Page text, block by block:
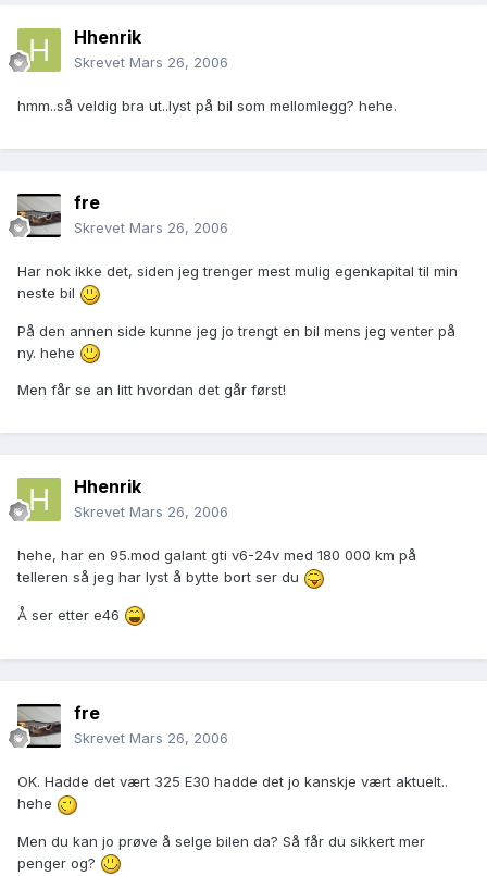
Hhenrik
Skrevet Mars 26, 2006
hmm..så veldig bra ut..lyst på bil som mellomlegg? hehe.
fre
Skrevet Mars 26, 2006
Har nok ikke det, siden jeg trenger mest mulig egenkapital til min
neste bil
På den annen side kunne jeg jo trengt en bil mens jeg venter på
ny. hehe
Men får se an litt hvordan det går først!
Hhenrik
Skrevet Mars 26, 2006
hehe, har en 95.mod galant gti v6-24v med 180 000 km på
telleren så jeg har lyst å bytte bort ser du
Å ser etter e46
fre
Skrevet Mars 26, 2006
OK. Hadde det vært 325 E30 hadde det jo kanskje vært aktuelt..
hehe
Men du kan jo prøve å selge bilen da? Så får du sikkert mer
penger og?